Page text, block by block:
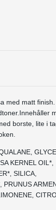
med matt
borste, lite i
KERNEL OIL*,
SILICA,
PRUNUS